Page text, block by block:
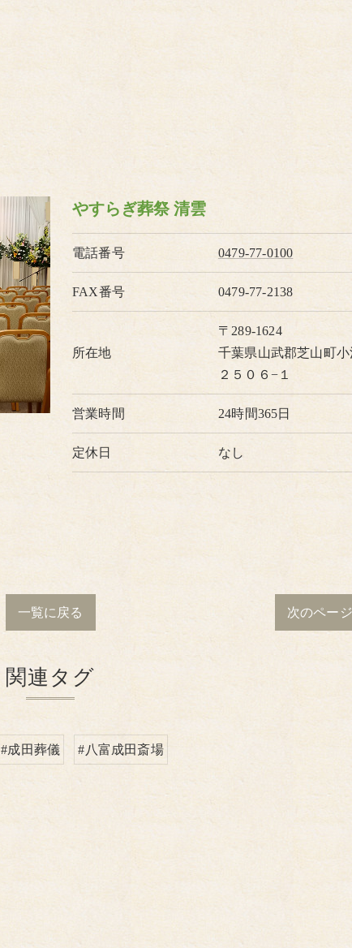
やすらぎ葬祭 清雲
電話番号 0479-77-0100
FAX番号 0479-77-2138
所在地
〒289-1624
千葉県山武郡芝山町小
２５０６−１
営業時間 24時間365日
定休日 なし
一覧に戻る 次のペー
関連タグ
#成田葬儀 #八富成田斎場